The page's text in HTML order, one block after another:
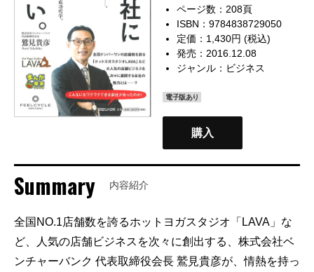
ページ数：208頁
ISBN：9784838729050
定価：1,430円 (税込)
発売：2016.12.08
ジャンル： ビジネス
電子版あり
購入
Summary 内容紹介
全国NO.1店舗数を誇るホットヨガスタジオ「LAVA」な
ど、人気の店舗ビジネスを次々に創出する、株式会社ベ
ンチャーバンク 代表取締役会長 鷲見貴彦が、情熱を持っ